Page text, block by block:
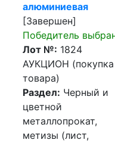
алюминиевая
[Завершен]
Победитель
Лот №: 1824
АУКЦИОН (покупка
товара)
Раздел: Черный и
цветной
металлопрокат,
метизы (лист,